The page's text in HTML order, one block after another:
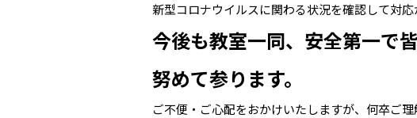
新型コロナウイルスに関わる状況を確認して対応
今後も教室一同、安全第一で
努めて参ります。
ご不便・ご心配をおかけいたしますが、何卒ご